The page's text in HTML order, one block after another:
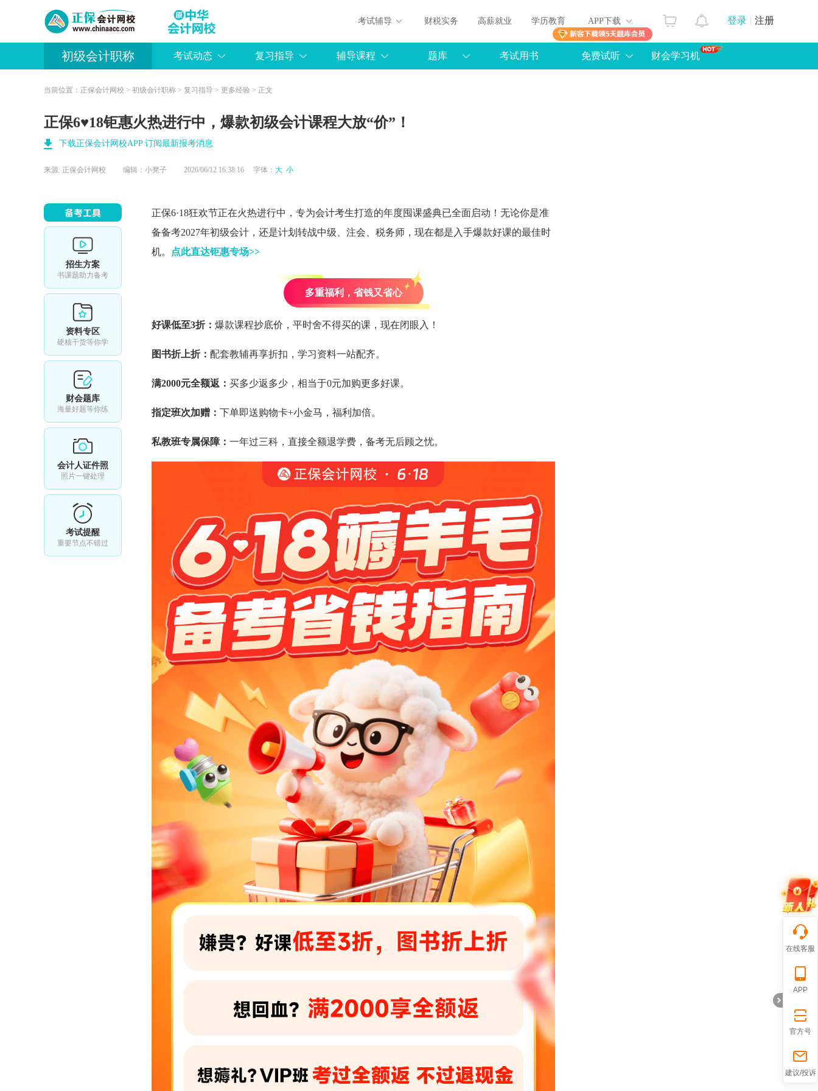
登录 注册
考试辅导 财税实务 高薪就业 学历教育 APP下载
初级会计职称 考试动态 复习指导 辅导课程 题库 考试用书 免费试听 财会学习机
当前位置： 正保会计网校 > 初级会计职称 > 复习指导 > 更多经验 > 正文
正保6♥18钜惠火热进行中，爆款初级会计课程大放“价”！
下载正保会计网校APP 订阅最新报考消息
来源: 正保会计网校 编辑：小凳子 2026/06/12 16:38:16 字体： 大 小
招生方案
书课题助力备考
资料专区
硬核干货等你学
财会题库
海量好题等你练
会计人证件照
照片一键处理
考试提醒
重要节点不错过
正保6·18狂欢节正在火热进行中，专为会计考生打造的年度囤课盛典已全面启动！无论你是准
备备考2027年初级会计 ，还是计划转战中级、注会、税务师，现在都是入手爆款好课的最佳时
机。
点此直达钜惠专场>>
多重福利，省钱又省心
好课低至3折： 爆款课程抄底价，平时舍不得买的课，现在闭眼入！
图书折上折： 配套教辅再享折扣，学习资料一站配齐。
满2000元全额返： 买多少返多少，相当于0元加购更多好课。
指定班次加赠： 下单即送购物卡+小金马，福利加倍。
私教班专属保障： 一年过三科，直接全额退学费，备考无后顾之忧。
在线客服
APP
官方号
建议/投诉